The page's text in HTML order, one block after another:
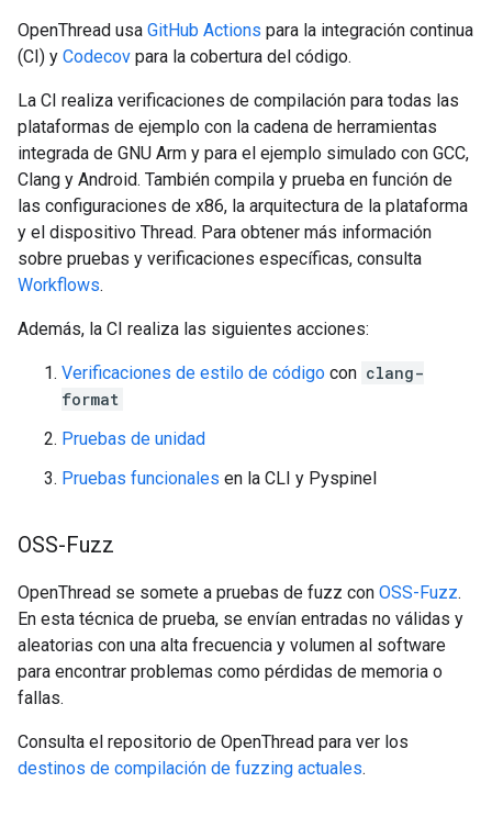
OpenThread usa GitHub Actions para la integración continua
(CI) y Codecov para la cobertura del código.
La CI realiza verificaciones de compilación para todas las
plataformas de ejemplo con la cadena de herramientas
integrada de GNU Arm y para el ejemplo simulado con GCC,
Clang y Android. También compila y prueba en función de
las configuraciones de x86, la arquitectura de la plataforma
y el dispositivo Thread. Para obtener más información
sobre pruebas y verificaciones específicas, consulta
Workflows.
Además, la CI realiza las siguientes acciones:
Verificaciones de estilo de código con clang-
format
Pruebas de unidad
Pruebas funcionales en la CLI y Pyspinel
OSS-Fuzz
OpenThread se somete a pruebas de fuzz con OSS-Fuzz.
En esta técnica de prueba, se envían entradas no válidas y
aleatorias con una alta frecuencia y volumen al software
para encontrar problemas como pérdidas de memoria o
fallas.
Consulta el repositorio de OpenThread para ver los
destinos de compilación de fuzzing actuales.